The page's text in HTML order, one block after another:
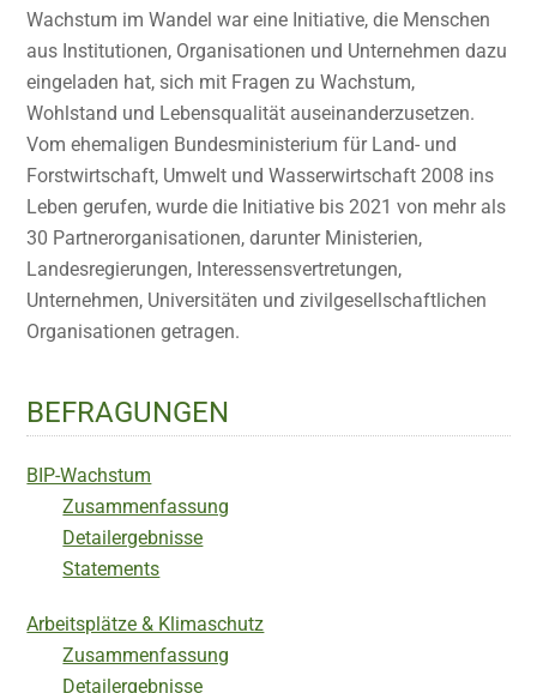
Wachstum im Wandel war eine Initiative, die Menschen
aus Institutionen, Organisationen und Unternehmen dazu
eingeladen hat, sich mit Fragen zu Wachstum,
Wohlstand und Lebensqualität auseinanderzusetzen.
Vom ehemaligen Bundesministerium für Land- und
Forstwirtschaft, Umwelt und Wasserwirtschaft 2008 ins
Leben gerufen, wurde die Initiative bis 2021 von mehr als
30 Partnerorganisationen, darunter Ministerien,
Landesregierungen, Interessensvertretungen,
Unternehmen, Universitäten und zivilgesellschaftlichen
Organisationen getragen.
BEFRAGUNGEN
BIP-Wachstum
Zusammenfassung
Detailergebnisse
Statements
Arbeitsplätze & Klimaschutz
Zusammenfassung
Detailergebnisse